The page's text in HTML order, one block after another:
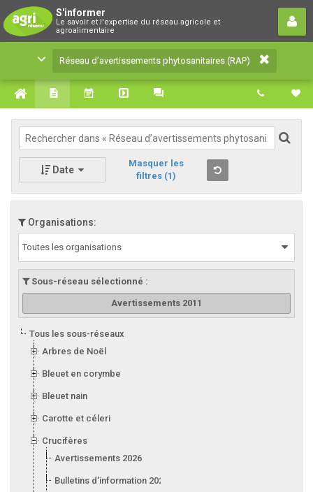
S'informer
Le savoir et l'expertise du réseau agricole et
agroalimentaire
Réseau d’avertissements
phytosanitaires (RAP)
Le savoir et l'expertise du réseau agricole et
agroalimentaire
Réseau d’avertissements phytosanitaires (RAP)
Date
Masquer les
filtres (1)
Organisations:
Toutes les organisations
Sous-réseau sélectionné :
Avertissements 2011
Tous les sous-réseaux
Arbres de Noël
Bleuet en corymbe
Bleuet nain
Carotte et céleri
Crucifères
Avertissements 2026
Bulletins d'information 2026